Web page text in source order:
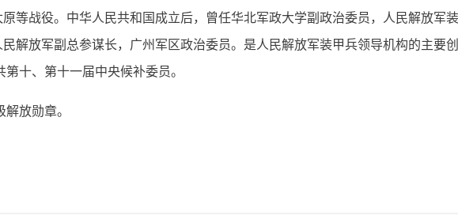
等战役。 中华人民共和国成立后，曾任华北军政大学副政治委员，人民解放军
解放军副总参谋长，广州军区政治委员。是人民解放军装甲兵领导机构的主要
十、第十一届中央候补委员。
放勋章。